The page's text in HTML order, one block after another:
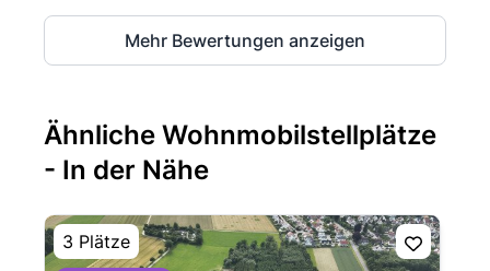
Mehr Bewertungen anzeigen
Ähnliche Wohnmobilstellplätze
- In der Nähe
3 Plätze